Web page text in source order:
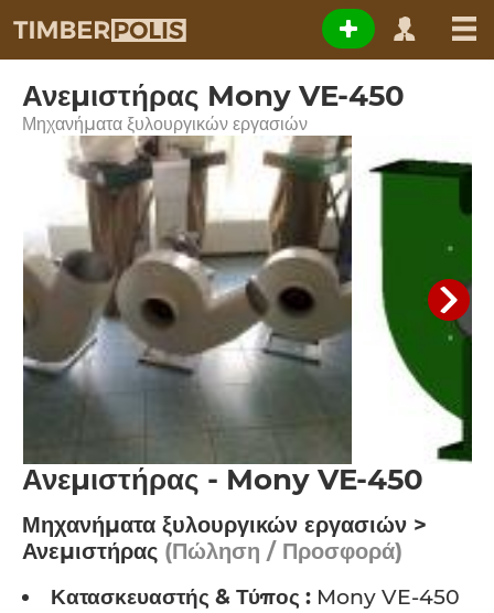
Ανεμιστήρας Mony VE-450
Μηχανήματα ξυλουργικών εργασιών
Ανεμιστήρας - Mony VE-450
Μηχανήματα ξυλουργικών εργασιών >
Ανεμιστήρας (Πώληση / Προσφορά)
Κατασκευαστής & Τύπος : Mony VE-450